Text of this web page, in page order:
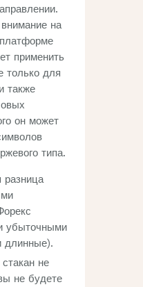
на
применить
только для
также
он может
типа.
убыточными
длинные).
не
не будете